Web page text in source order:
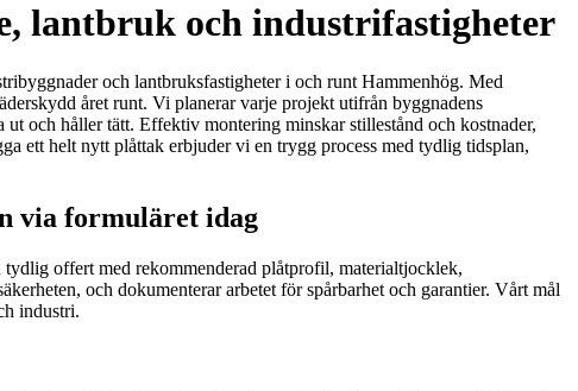
lantbruk och industrifastigheter
och lantbruksfastigheter i och runt Hammenhög. Med
året runt. Vi planerar varje projekt utifrån byggnadens
och håller tätt. Effektiv montering minskar stillestånd och kostnader,
ett helt nytt plåttak erbjuder vi en trygg process med tydlig tidsplan,
via formuläret idag
offert med rekommenderad plåtprofil, materialtjocklek,
och dokumenterar arbetet för spårbarhet och garantier. Vårt mål
industri.